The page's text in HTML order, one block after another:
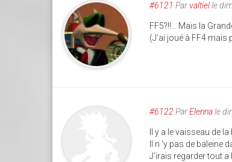
#6121 Parvaltielle
FF5?!!... Mais la
(J'ai joué à FF4 mais
#6122 ParElennale
Il y a le vaisseau de
Il n 'y pas de baleine
J'irais regarder tout a